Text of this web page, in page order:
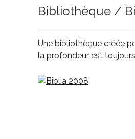
Bibliothèque /
Une bibliothèque créée
la profondeur est